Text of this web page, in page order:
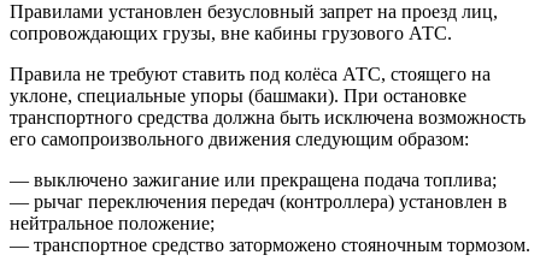
Правилами установлен безусловный запрет на проезд лиц,
сопровождающих грузы, вне кабины грузового АТС.
Правила не требуют ставить под колёса АТС, стоящего на
уклоне, специальные упоры (башмаки). При остановке
транспортного средства должна быть исключена возможность
его самопроизвольного движения следующим образом:
— выключено зажигание или прекращена подача топлива;
— рычаг переключения передач (контроллера) установлен в
нейтральное положение;
— транспортное средство заторможено стояночным тормозом.